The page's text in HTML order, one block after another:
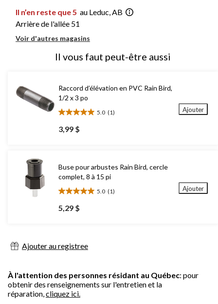
Il n’en reste que 5 au Leduc, AB
Arrière de l'allée 51
Voir d'autres magasins
Il vous faut peut-être aussi
Raccord d’élévation en PVC Rain Bird,
1/2 x 3 po
5.0 (1)
5.0
étoile(s)
sur
évaluation
3,99 $
Ajouter
Buse pour arbustes Rain Bird, cercle
complet, 8 à 15 pi
5.0 (1)
5.0
étoile(s)
sur
évaluation
5,29 $
Ajouter
Ajouter au registree
À l'attention des personnes résidant au Québec: pour
obtenir des renseignements sur l'entretien et la
réparation,cliquez ici.